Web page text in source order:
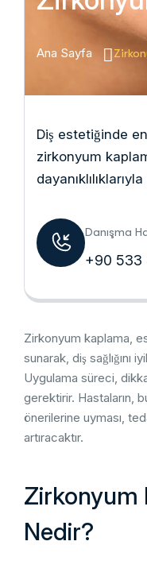
Ana Sayfa
Diş estetiğinde
zirkonyum
Danışma
+90 533
Zirkonyum kaplama,
sunarak, diş sağlığını
Uygulama süreci,
gerektirir. Hastaların,
önerilerine uyması,
artıracaktır.
Zirkonyum
Nedir?